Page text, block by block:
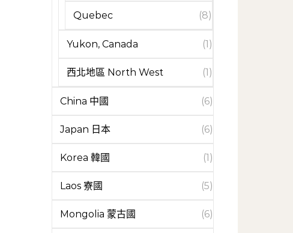
Quebec (8)
Yukon, Canada (1)
西北地區 North West (1)
China 中國 (6)
Japan 日本 (6)
Korea 韓國 (1)
Laos 寮國 (5)
Mongolia 蒙古國 (6)